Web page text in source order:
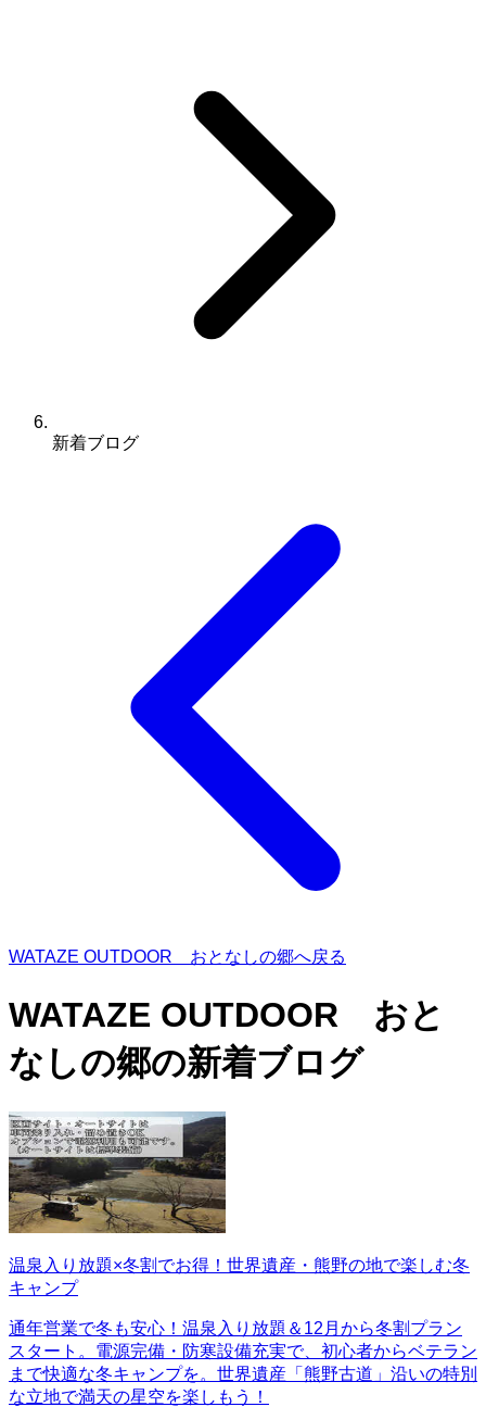
新着ブログ
WATAZE OUTDOOR おとなしの郷へ戻る
WATAZE OUTDOOR おと
なしの郷の新着ブログ
温泉入り放題×冬割でお得！世界遺産・熊野の地で楽しむ冬
キャンプ
通年営業で冬も安心！温泉入り放題＆12月から冬割プラン
スタート。電源完備・防寒設備充実で、初心者からベテラン
まで快適な冬キャンプを。世界遺産「熊野古道」沿いの特別
な立地で満天の星空を楽しもう！